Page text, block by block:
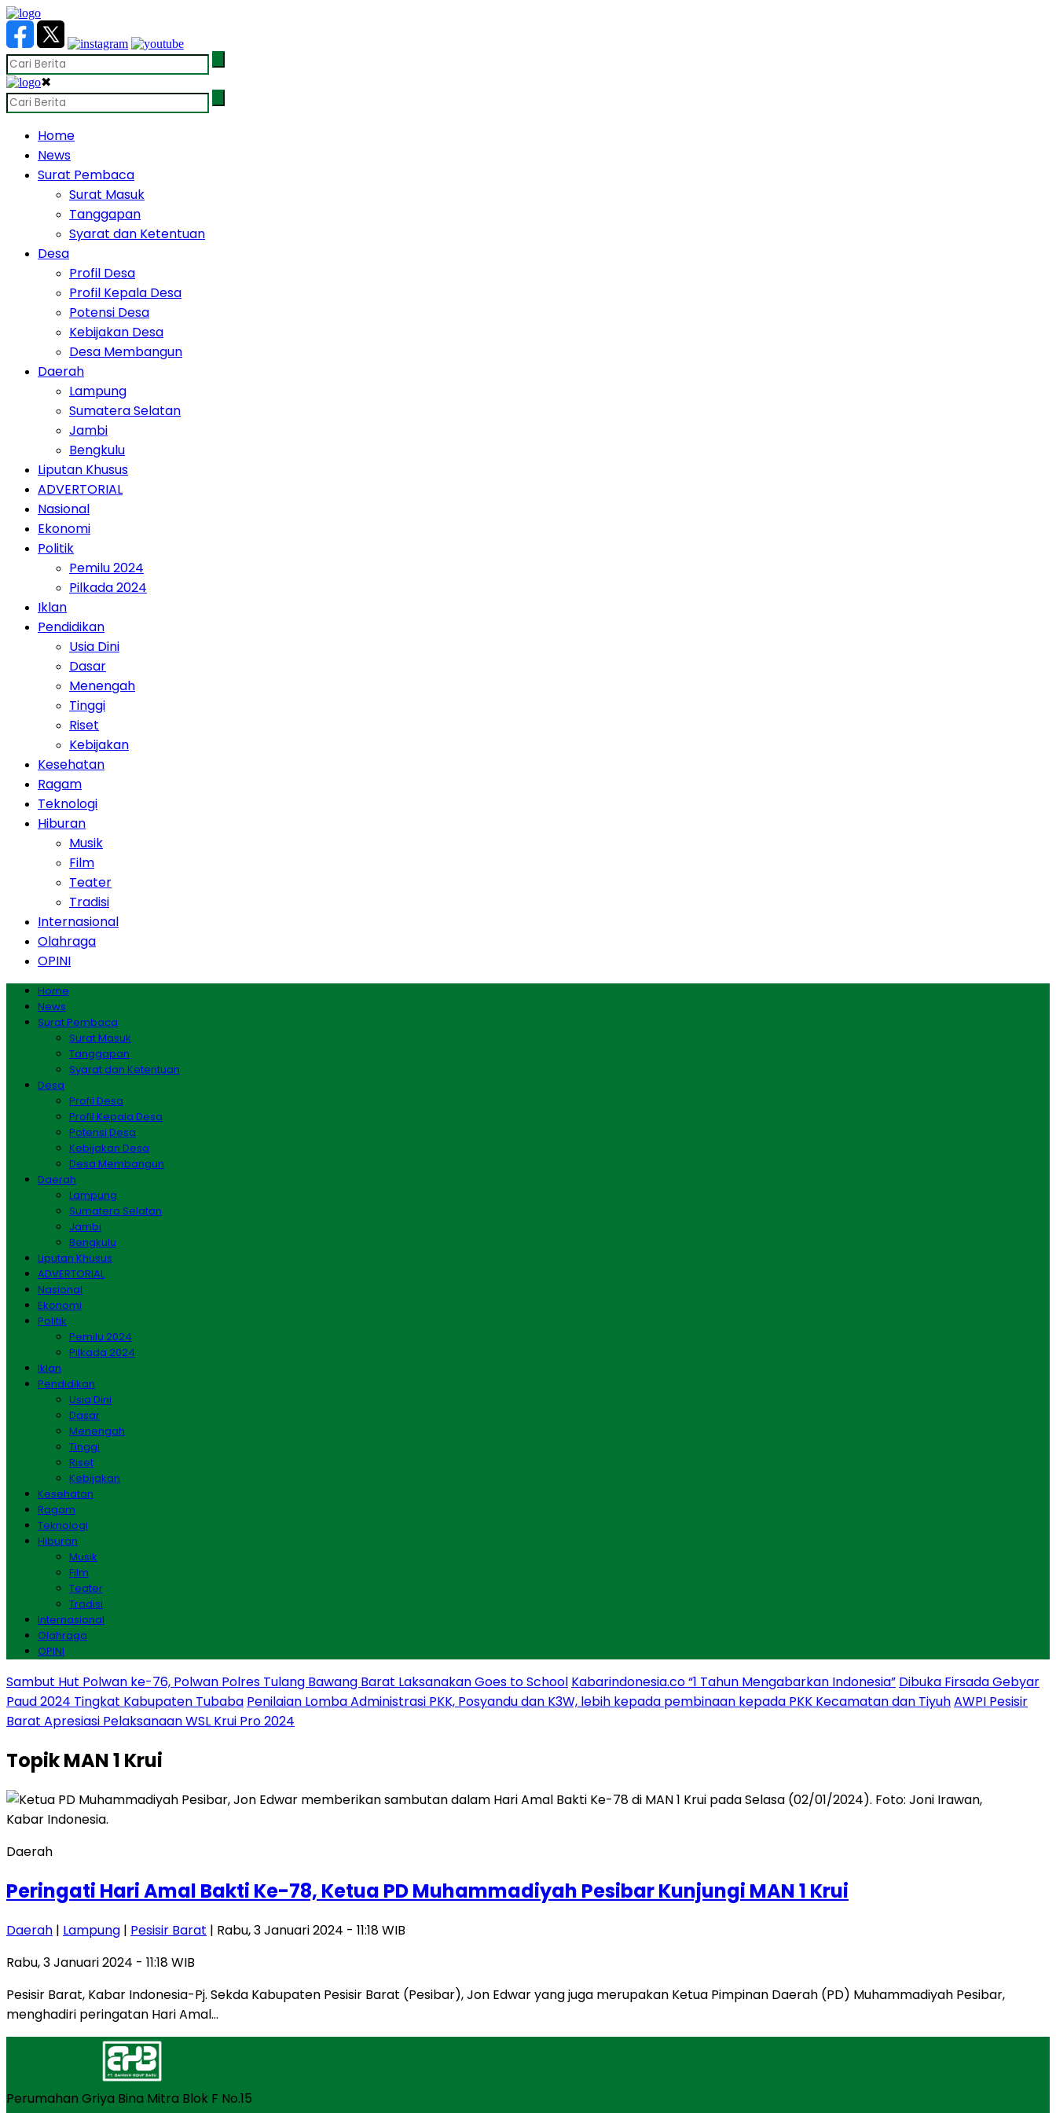
✖
Home
News
Surat Pembaca
Surat Masuk
Tanggapan
Syarat dan Ketentuan
Desa
Profil Desa
Profil Kepala Desa
Potensi Desa
Kebijakan Desa
Desa Membangun
Daerah
Lampung
Sumatera Selatan
Jambi
Bengkulu
Liputan Khusus
ADVERTORIAL
Nasional
Ekonomi
Politik
Pemilu 2024
Pilkada 2024
Iklan
Pendidikan
Usia Dini
Dasar
Menengah
Tinggi
Riset
Kebijakan
Kesehatan
Ragam
Teknologi
Hiburan
Musik
Film
Teater
Tradisi
Internasional
Olahraga
OPINI
Home
News
Surat Pembaca
Surat Masuk
Tanggapan
Syarat dan Ketentuan
Desa
Profil Desa
Profil Kepala Desa
Potensi Desa
Kebijakan Desa
Desa Membangun
Daerah
Lampung
Sumatera Selatan
Jambi
Bengkulu
Liputan Khusus
ADVERTORIAL
Nasional
Ekonomi
Politik
Pemilu 2024
Pilkada 2024
Iklan
Pendidikan
Usia Dini
Dasar
Menengah
Tinggi
Riset
Kebijakan
Kesehatan
Ragam
Teknologi
Hiburan
Musik
Film
Teater
Tradisi
Internasional
Olahraga
OPINI
Sambut Hut Polwan ke-76, Polwan Polres Tulang Bawang Barat Laksanakan Goes to School Kabarindonesia.co “1 Tahun Mengabarkan Indonesia” Dibuka Firsada Gebyar
Paud 2024 Tingkat Kabupaten Tubaba Penilaian Lomba Administrasi PKK, Posyandu dan K3W, lebih kepada pembinaan kepada PKK Kecamatan dan TiyuhAWPI Pesisir
Barat Apresiasi Pelaksanaan WSL Krui Pro 2024
TopikMAN 1 Krui
Daerah
Peringati Hari Amal Bakti Ke-78, Ketua PD Muhammadiyah Pesibar Kunjungi MAN 1 Krui
Daerah | Lampung | Pesisir Barat | Rabu, 3 Januari 2024 - 11:18 WIB
Rabu, 3 Januari 2024 - 11:18 WIB
Pesisir Barat, Kabar Indonesia-Pj. Sekda Kabupaten Pesisir Barat (Pesibar), Jon Edwar yang juga merupakan Ketua Pimpinan Daerah (PD) Muhammadiyah Pesibar,
menghadiri peringatan Hari Amal…
Perumahan Griya Bina Mitra Blok F No.15